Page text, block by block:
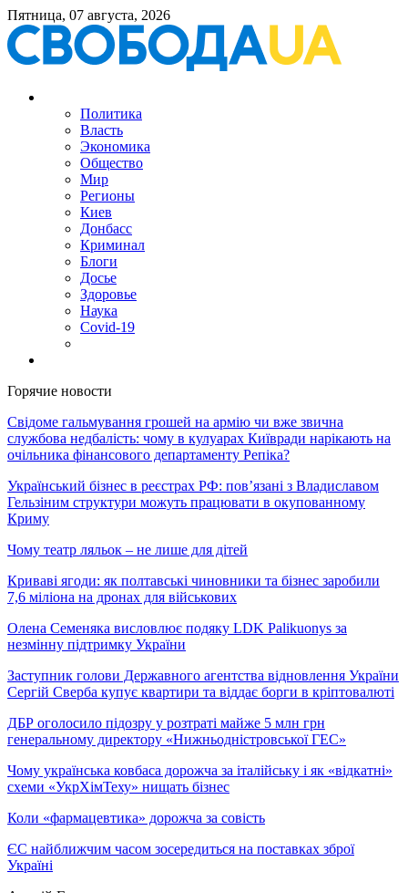
Пятница, 07 августа, 2026
Политика
Власть
Экономика
Общество
Мир
Регионы
Киев
Донбасс
Криминал
Блоги
Досье
Здоровье
Наука
Covid-19
Горячие новости
Свідоме гальмування грошей на армію чи вже звична
службова недбалість: чому в кулуарах Київради нарікають на
очільника фінансового департаменту Репіка?
Український бізнес в реєстрах РФ: пов’язані з Владиславом
Гельзіним структури можуть працювати в окупованному
Криму
Чому театр ляльок – не лише для дітей
Криваві ягоди: як полтавські чиновники та бізнес заробили
7,6 міліона на дронах для військових
Олена Семеняка висловлює подяку LDK Palikuonys за
незмінну підтримку України
Заступник голови Державного агентства відновлення України
Сергій Сверба купує квартири та віддає борги в кріптовалюті
ДБР оголосило підозру у розтраті майже 5 млн грн
генеральному директору «Нижньодністровської ГЕС»
Чому українська ковбаса дорожча за італійську і як «відкатні»
схеми «УкрХімТеху» нищать бізнес
Коли «фармацевтика» дорожча за совість
ЄС найближчим часом зосередиться на поставках зброї
Україні